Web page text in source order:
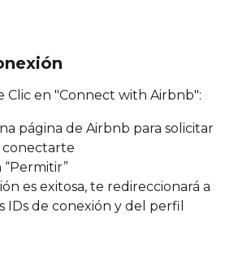
Clic en "Connect with Airbnb":
página de Airbnb para solicitar
conectarte
“Permitir”
es exitosa, te redireccionará a
IDs de conexión y del perfil